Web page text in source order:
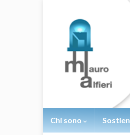
Chi sono